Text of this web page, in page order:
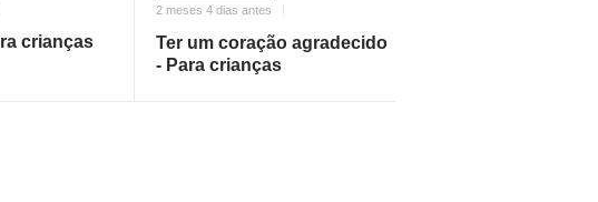
crianças
2 meses 4 dias antes
Ter um coração agradecido
- Para crianças